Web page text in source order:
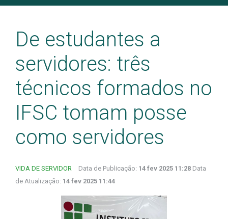
De estudantes a
servidores: três
técnicos formados no
IFSC tomam posse
como servidores
VIDA DE SERVIDOR Data de Publicação: 14 fev 2025 11:28 Data
de Atualização: 14 fev 2025 11:44